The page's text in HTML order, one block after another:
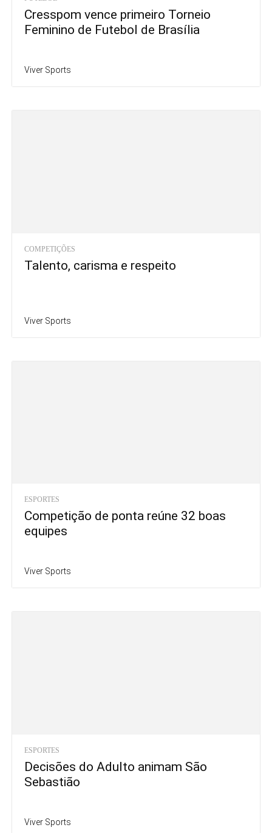
Cresspom vence primeiro Torneio
Feminino de Futebol de Brasília
Viver Sports
COMPETIÇÕES
Talento, carisma e respeito
Viver Sports
ESPORTES
Competição de ponta reúne 32 boas
equipes
Viver Sports
ESPORTES
Decisões do Adulto animam São
Sebastião
Viver Sports